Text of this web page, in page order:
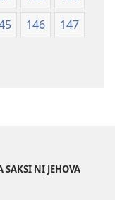
146
147
SAKSI NI JEHOVA